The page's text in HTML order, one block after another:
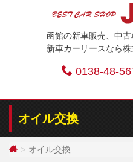
函館の新車販売、中
新車カーリースなら
0138-48-
オイル交換
オイル交換